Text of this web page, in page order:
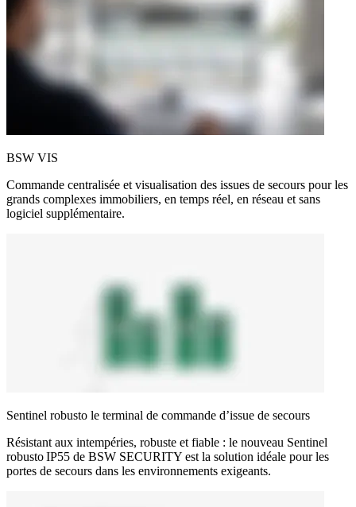
BSW VIS
Commande centralisée et visualisation des issues de secours pour les
grands complexes immobiliers, en temps réel, en réseau et sans
logiciel supplémentaire.
Sentinel robusto le terminal de commande d’issue de secours
Résistant aux intempéries, robuste et fiable : le nouveau Sentinel
robusto IP55 de BSW SECURITY est la solution idéale pour les
portes de secours dans les environnements exigeants.